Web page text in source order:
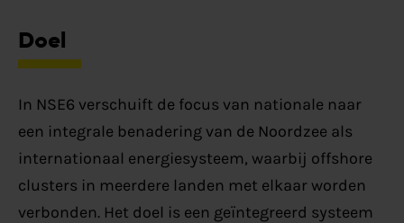
Doel
In NSE6 verschuift de focus van nationale naar
een integrale benadering van de Noordzee als
internationaal energiesysteem, waarbij offshore
clusters in meerdere landen met elkaar worden
verbonden. Het doel is een geïntegreerd systeem